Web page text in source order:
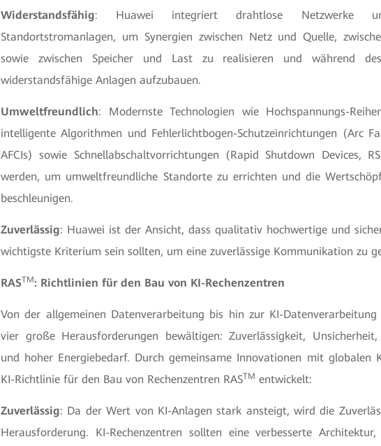
Widerstandsfähig: Huawei integriert drahtlose Netzwerke
Standortstromanlagen, um Synergien zwischen Netz und Quelle,
sowie zwischen Speicher und Last zu realisieren und während des
widerstandsfähige Anlagen aufzubauen.
Umweltfreundlich: Modernste Technologien wie Hochspannungs-
intelligente Algorithmen und Fehlerlichtbogen-Schutzeinrichtungen (Arc
AFCIs) sowie Schnellabschaltvorrichtungen (Rapid Shutdown Devices,
werden, um umweltfreundliche Standorte zu errichten und die
beschleunigen.
Zuverlässig: Huawei ist der Ansicht, dass qualitativ hochwertige und
wichtigste Kriterium sein sollten, um eine zuverlässige Kommunikation zu
RASTM: Richtlinien für den Bau von KI-Rechenzentren
Von der allgemeinen Datenverarbeitung bis hin zur KI-Datenverarbeitung
vier große Herausforderungen bewältigen: Zuverlässigkeit,
und hoher Energiebedarf. Durch gemeinsame Innovationen mit globalen
KI-Richtlinie für den Bau von Rechenzentren RASTM entwickelt:
Zuverlässig: Da der Wert von KI-Anlagen stark ansteigt, wird die
Herausforderung. KI-Rechenzentren sollten eine verbesserte